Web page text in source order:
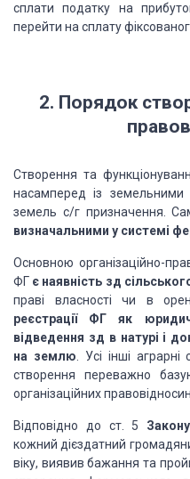
сплати податку на
перейти на сплату
2. Порядок
Створення та
насамперед із земельними
земель с/г призначення.
визначальними у системі
Основною організаційно-
ФГ є наявність зд
праві власності чи в
реєстрації ФГ як
відведення зд в натурі і
на землю . Усі інші
створення переважно
організаційних
Відповідно до ст. 5
кожний дієздатний
віку, виявив бажання та